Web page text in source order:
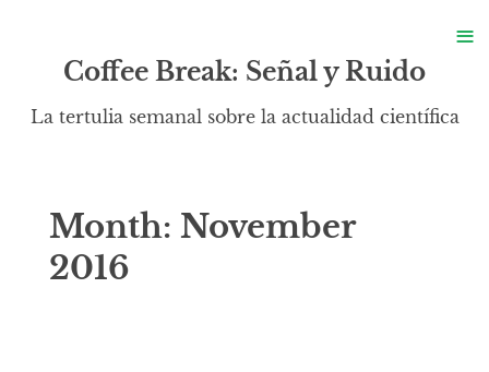
Coffee Break: Señal y Ruido
La tertulia semanal sobre la actualidad científica
Month: November
2016
≡